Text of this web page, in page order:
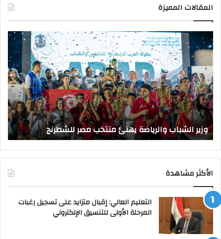
المقالات المميزة
الشباب
والرياضة
يهنئ
منتخب
مصر
للشطرنج
وزير الشباب والرياضة يهنئ منتخب مصر للشطرنج
الأكثر مشاهدة
التعليم العالي: إقبال متزايد على تسجيل رغبات
المرحلة الأولى للتنسيق الإلكتروني